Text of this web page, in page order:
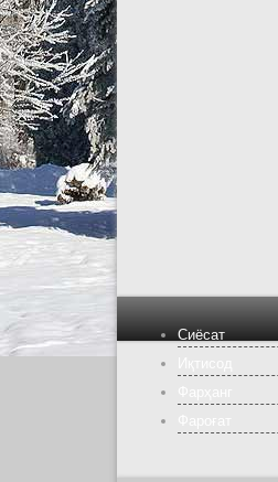
Сиёсат